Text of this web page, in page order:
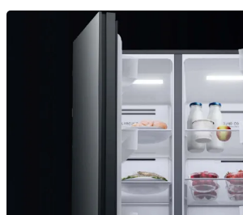
резервуаром для воды,
стерилизации, возможностью
приложение и другими функциями.